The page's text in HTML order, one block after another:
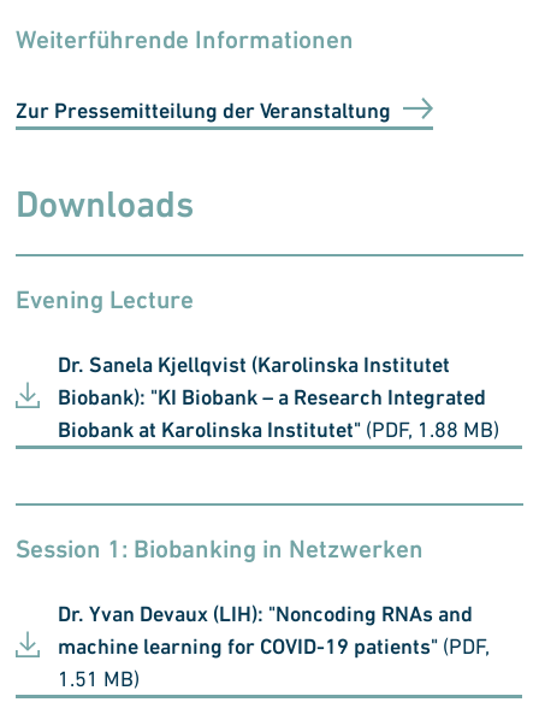
Weiterführende Informationen
Zur Pressemitteilung der Veranstaltung
Downloads
Evening Lecture
Dr. Sanela Kjellqvist (Karolinska Institutet
Biobank): "KI Biobank – a Research Integrated
Biobank at Karolinska Institutet" (PDF, 1.88 MB)
Session 1: Biobanking in Netzwerken
Dr. Yvan Devaux (LIH): "Noncoding RNAs and
machine learning for COVID-19 patients" (PDF,
1.51 MB)